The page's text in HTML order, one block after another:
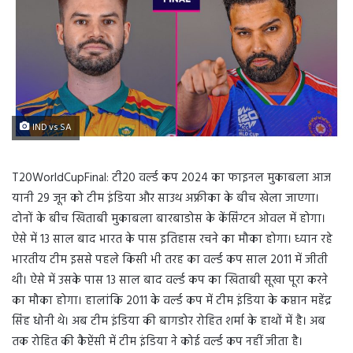
IND vs SA
T20WorldCupFinal: टी20 वर्ल्ड कप 2024 का फाइनल मुकाबला आज
यानी 29 जून को टीम इंडिया और साउथ अफ्रीका के बीच खेला जाएगा।
दोनों के बीच खिताबी मुकाबला बारबाडोस के केंसिंग्टन ओवल में होगा।
ऐसे में 13 साल बाद भारत के पास इतिहास रचने का मौका होगा। ध्यान रहे
भारतीय टीम इससे पहले किसी भी तरह का वर्ल्ड कप साल 2011 में जीती
थी। ऐसे में उसके पास 13 साल बाद वर्ल्ड कप का खिताबी सूखा पूरा करने
का मौका होगा। हालांकि 2011 के वर्ल्ड कप में टीम इंडिया के कप्तान महेंद्र
सिंह धोनी थे। अब टीम इंडिया की बागडोर रोहित शर्मा के हाथों में है। अब
तक रोहित की कैप्टेंसी में टीम इंडिया ने कोई वर्ल्ड कप नहीं जीता है।